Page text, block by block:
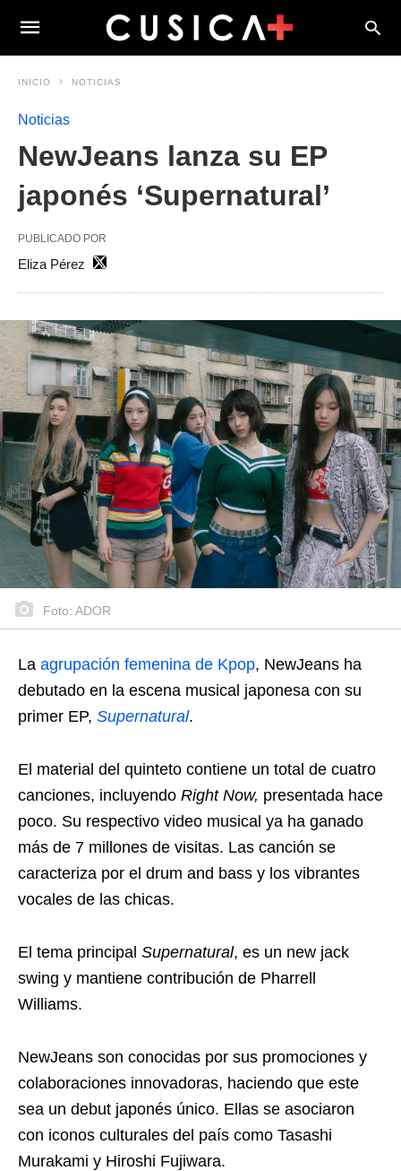
INICIO NOTICIAS
Noticias
NewJeans lanza su EP
japonés ‘Supernatural’
PUBLICADO POR
Eliza Pérez
Foto: ADOR
La agrupación femenina de Kpop, NewJeans ha
debutado en la escena musical japonesa con su
primer EP, Supernatural.
El material del quinteto contiene un total de cuatro
canciones, incluyendo Right Now, presentada hace
poco. Su respectivo video musical ya ha ganado
más de 7 millones de visitas. Las canción se
caracteriza por el drum and bass y los vibrantes
vocales de las chicas.
El tema principal Supernatural, es un new jack
swing y mantiene contribución de Pharrell
Williams.
NewJeans son conocidas por sus promociones y
colaboraciones innovadoras, haciendo que este
sea un debut japonés único. Ellas se asociaron
con iconos culturales del país como Tasashi
Murakami y Hiroshi Fujiwara.